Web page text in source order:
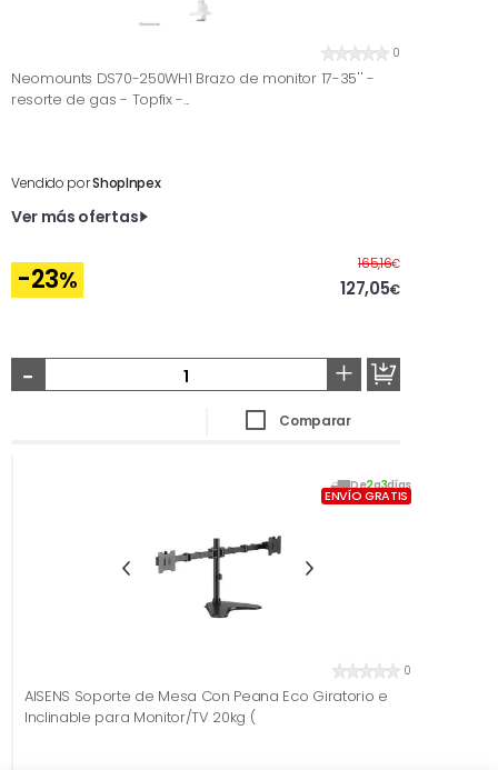
0
Neomounts DS70-250WH1 Brazo de monitor 17-35'' -
resorte de gas - Topfix -...
Vendido porShopInpex
Ver más ofertas
-23%
165,16€Antes
127,05€
- +
Comparar
De2a3días
ENVÍO GRATIS
0
AISENS Soporte de Mesa Con Peana Eco Giratorio e
Inclinable para Monitor/TV 20kg (